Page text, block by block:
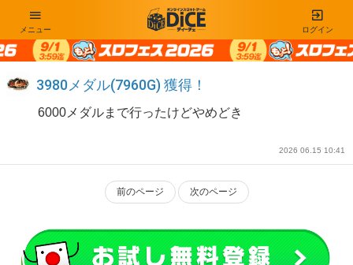
ログイン
メニュー
3980メダル(7960G) 獲得！
6000メダルまで行ったけどやめどき
2026 06.15 10:41
前のページ 次のページ